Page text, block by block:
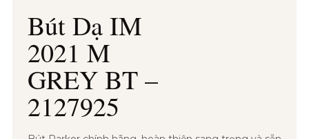
Bút Dạ IM
2021 M
GREY BT –
2127925